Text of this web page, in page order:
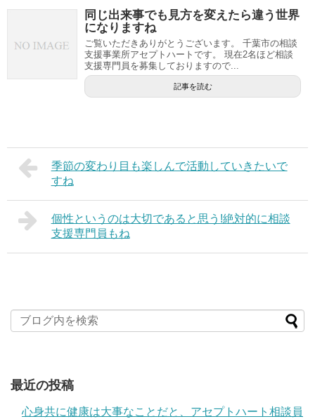
同じ出来事でも見方を変えたら違う世界
になりますね
ご覧いただきありがとうございます。 千葉市の相談
支援事業所アセプトハートです。 現在2名ほど相談
支援専門員を募集しておりますので...
記事を読む
季節の変わり目も楽しんで活動していきたいで
すね
個性というのは大切であると思う!絶対的に相談
支援専門員もね
最近の投稿
心身共に健康は大事なことだと、アセプトハート相談員